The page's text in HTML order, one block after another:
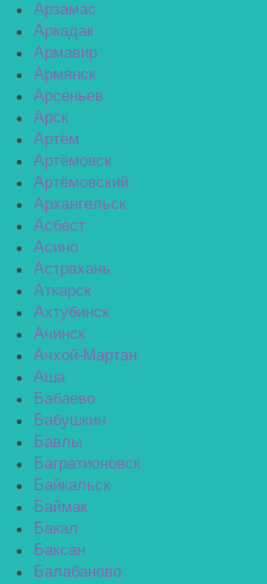
Арзамас
Аркадак
Армавир
Армянск
Арсеньев
Арск
Артём
Артёмовск
Артёмовский
Архангельск
Асбест
Асино
Астрахань
Аткарск
Ахтубинск
Ачинск
Ачхой-Мартан
Аша
Бабаево
Бабушкин
Бавлы
Багратионовск
Байкальск
Баймак
Бакал
Баксан
Балабаново